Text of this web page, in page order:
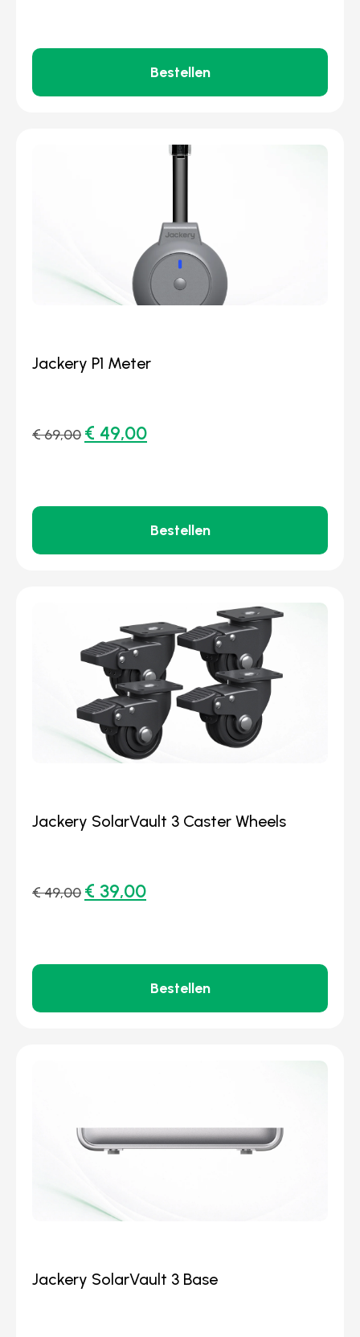
Bestellen
Jackery P1 Meter
€69,00 € 49,00
Bestellen
Jackery SolarVault 3 Caster Wheels
€49,00 € 39,00
Bestellen
Jackery SolarVault 3 Base